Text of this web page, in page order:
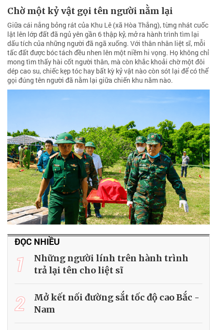
Chờ một kỷ vật gọi tên người nằm lại
Giữa cái nắng bỏng rát của Khu Lê (xã Hòa Thắng), từng nhát cuốc
lật lên lớp đất đã ngủ yên gần 6 thập kỷ, mở ra hành trình tìm lại
dấu tích của những người đã ngã xuống. Với thân nhân liệt sĩ, mỗi
tấc đất được bóc tách đều nhen lên một niềm hi vọng. Họ không chỉ
mong tìm thấy hài cốt người thân, mà còn khắc khoải chờ một đôi
dép cao su, chiếc kẹp tóc hay bất kỳ kỷ vật nào còn sót lại để có thể
gọi đúng tên người đã nằm lại giữa chiến khu năm nào.
ĐỌC NHIỀU
1
Những người lính trên hành trình
trả lại tên cho liệt sĩ
2
Mở kết nối đường sắt tốc độ cao Bắc -
Nam